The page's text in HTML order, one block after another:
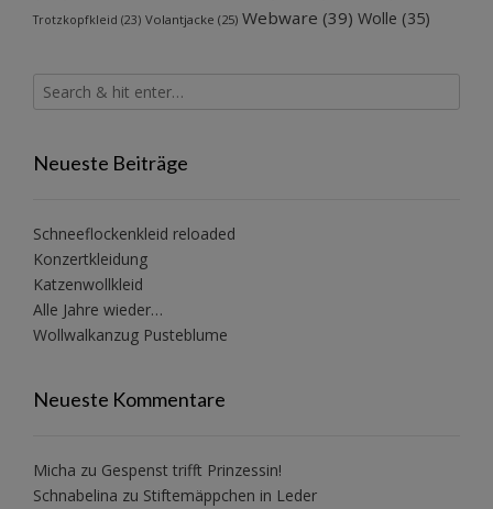
Trotzkopfkleid (23) Volantjacke (25) Webware (39) Wolle (35)
Neueste Beiträge
Schneeflockenkleid reloaded
Konzertkleidung
Katzenwollkleid
Alle Jahre wieder…
Wollwalkanzug Pusteblume
Neueste Kommentare
Micha zu Gespenst trifft Prinzessin!
Schnabelina zu Stiftemäppchen in Leder